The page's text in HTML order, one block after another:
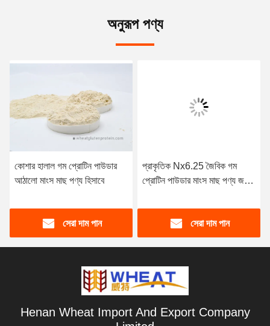
অনুরূপ পণ্য
কোশার হালাল গম প্রোটিন পাউডার
আঠালো মাংস মাছ পণ্য হিসাবে
সেরা দাম পান
প্রাকৃতিক Nx6.25 জৈবিক গম
প্রোটিন পাউডার মাংস মাছ পণ্য জন্য
সেরা দাম পান
Henan Wheat Import And Export Company